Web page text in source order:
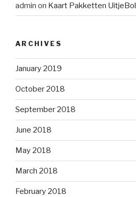
admin on Kaart Pakketten UitjeBol
ARCHIVES
January 2019
October 2018
September 2018
June 2018
May 2018
March 2018
February 2018